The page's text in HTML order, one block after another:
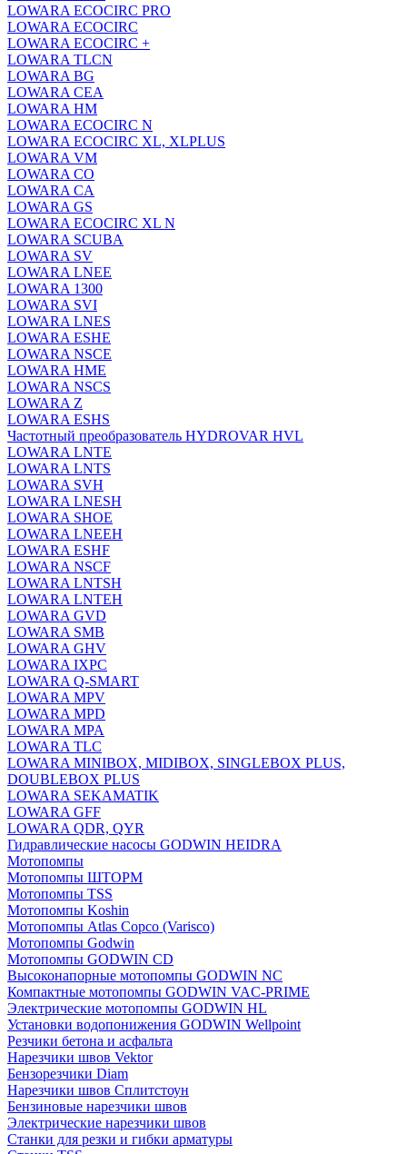
LOWARA ECOCIRC PRO
LOWARA ECOCIRC
LOWARA ECOCIRC +
LOWARA TLCN
LOWARA BG
LOWARA CEA
LOWARA HM
LOWARA ECOCIRC N
LOWARA ECOCIRC XL, XLPLUS
LOWARA VM
LOWARA CO
LOWARA CA
LOWARA GS
LOWARA ECOCIRC XL N
LOWARA SCUBA
LOWARA SV
LOWARA LNEE
LOWARA 1300
LOWARA SVI
LOWARA LNES
LOWARA ESHE
LOWARA NSCE
LOWARA HME
LOWARA NSCS
LOWARA Z
LOWARA ESHS
Частотный преобразователь HYDROVAR HVL
LOWARA LNTE
LOWARA LNTS
LOWARA SVH
LOWARA LNESH
LOWARA SHOE
LOWARA LNEEH
LOWARA ESHF
LOWARA NSCF
LOWARA LNTSH
LOWARA LNTEH
LOWARA GVD
LOWARA SMB
LOWARA GHV
LOWARA IXPС
LOWARA Q-SMART
LOWARA MPV
LOWARA MPD
LOWARA MPA
LOWARA TLC
LOWARA MINIBOX, MIDIBOX, SINGLEBOX PLUS,
DOUBLEBOX PLUS
LOWARA SEKAMATIK
LOWARA GFF
LOWARA QDR, QYR
Гидравлические насосы GODWIN HEIDRA
Мотопомпы
Мотопомпы ШТОРМ
Мотопомпы TSS
Мотопомпы Koshin
Мотопомпы Atlas Copco (Varisco)
Мотопомпы Godwin
Мотопомпы GODWIN CD
Высоконапорные мотопомпы GODWIN NC
Компактные мотопомпы GODWIN VAC-PRIME
Электрические мотопомпы GODWIN HL
Установки водопонижения GODWIN Wellpoint
Резчики бетона и асфальта
Нарезчики швов Vektor
Бензорезчики Diam
Нарезчики швов Сплитстоун
Бензиновые нарезчики швов
Электрические нарезчики швов
Станки для резки и гибки арматуры